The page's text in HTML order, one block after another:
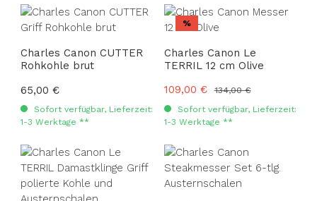
Charles Canon CUTTER
Rohkohle brut
Regulärer Preis:
65,00 €
Sofort verfügbar, Lieferzeit:
1-3 Werktage **
Rabatt
%
Charles Canon Le
TERRIL 12 cm Olive
Verkaufspreis:
109,00 € Regulärer Preis:
134,00 €
Sofort verfügbar, Lieferzeit:
1-3 Werktage **